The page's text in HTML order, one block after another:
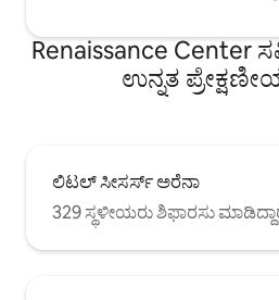
Renaissance Center
ಉನ್ನತ
ಲಿಟಲ್ ಸೀಸರ್ಸ್ ಅರೆನಾ
329 ಸ್ಥಳೀಯರು ಶಿಫಾರಸು